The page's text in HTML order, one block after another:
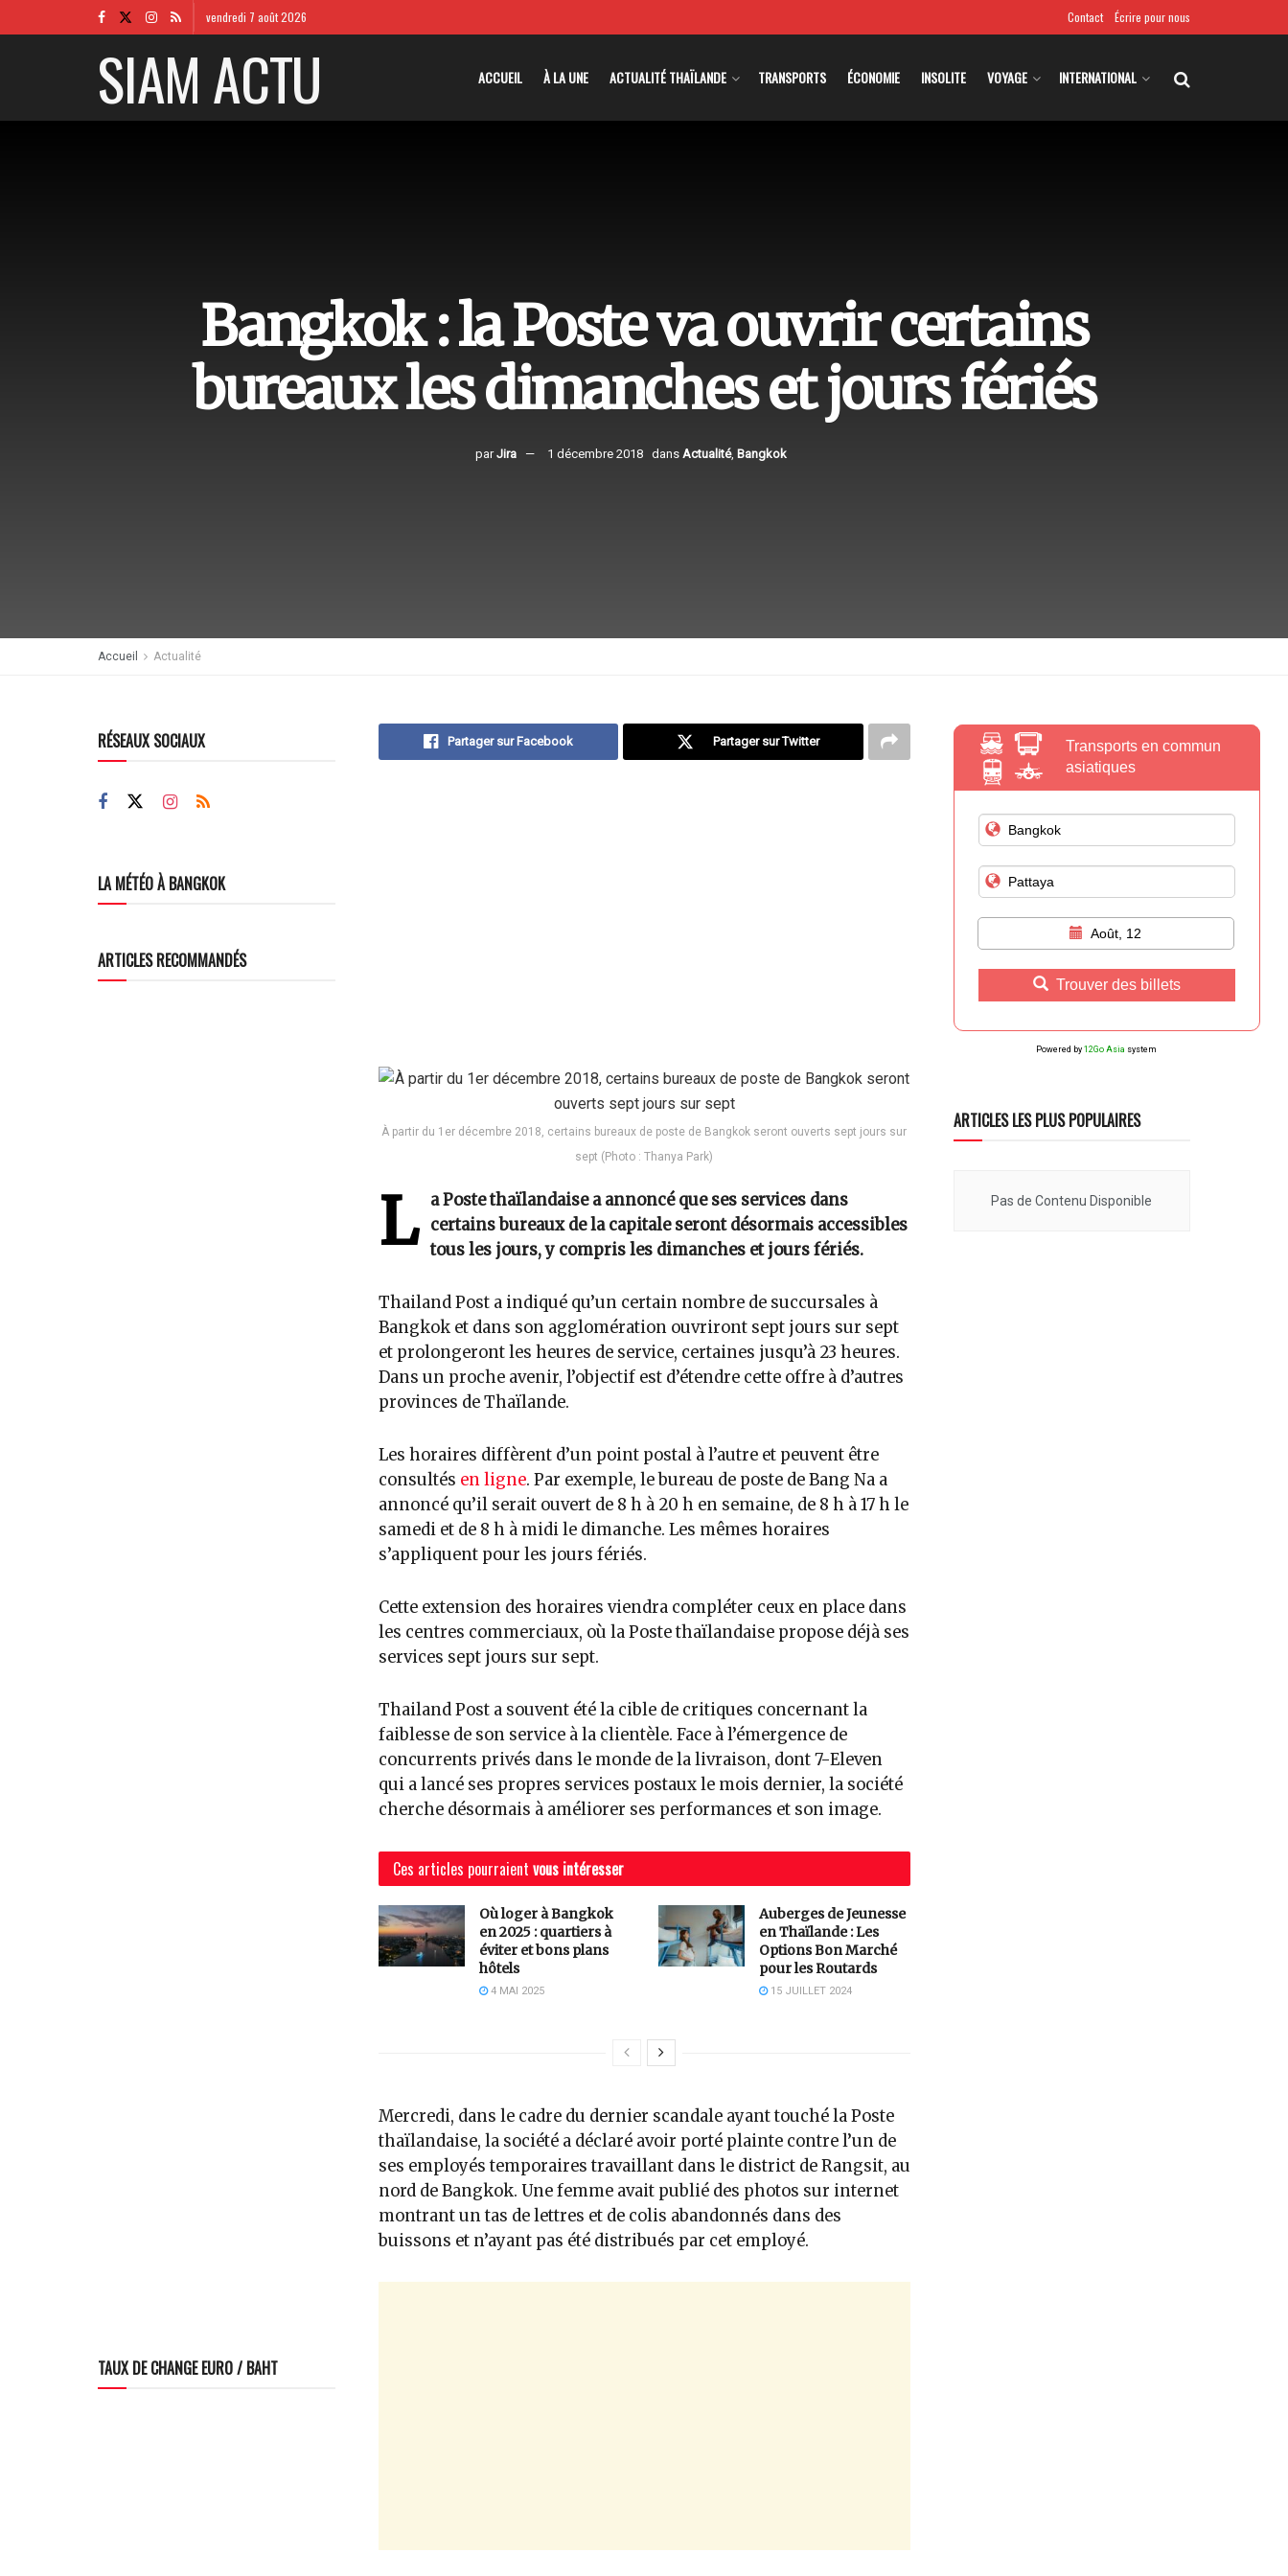
vendredi 7 août 2026 Contact Écrire pour nous
SIAM ACTU ACCUEIL À LA UNE ACTUALITÉ THAÏLANDE TRANSPORTS ÉCONOMIE INSOLITE VOYAGE INTERNATIONAL
Bangkok : la Poste va ouvrir certains
bureaux les dimanches et jours fériés
par Jira 1 décembre 2018 dans Actualité, Bangkok
Accueil Actualité
Partager sur Facebook Partager sur Twitter
À partir du 1er décembre 2018, certains bureaux de poste de Bangkok seront ouverts sept jours sur
sept (Photo : Thanya Park)
L
a Poste thaïlandaise a annoncé que ses services dans
certains bureaux de la capitale seront désormais accessibles
tous les jours, y compris les dimanches et jours fériés.
Thailand Post a indiqué qu’un certain nombre de succursales à
Bangkok et dans son agglomération ouvriront sept jours sur sept
et prolongeront les heures de service, certaines jusqu’à 23 heures.
Dans un proche avenir, l’objectif est d’étendre cette offre à d’autres
provinces de Thaïlande.
Les horaires diffèrent d’un point postal à l’autre et peuvent être
consultés en ligne. Par exemple, le bureau de poste de Bang Na a
annoncé qu’il serait ouvert de 8 h à 20 h en semaine, de 8 h à 17 h le
samedi et de 8 h à midi le dimanche. Les mêmes horaires
s’appliquent pour les jours fériés.
Cette extension des horaires viendra compléter ceux en place dans
les centres commerciaux, où la Poste thaïlandaise propose déjà ses
services sept jours sur sept.
Thailand Post a souvent été la cible de critiques concernant la
faiblesse de son service à la clientèle. Face à l’émergence de
concurrents privés dans le monde de la livraison, dont 7-Eleven
qui a lancé ses propres services postaux le mois dernier, la société
cherche désormais à améliorer ses performances et son image.
Ces articles pourraient vous intéresser
Où loger à Bangkok
en 2025 : quartiers à
éviter et bons plans
hôtels
4 MAI 2025
Auberges de Jeunesse
en Thaïlande : Les
Options Bon Marché
pour les Routards
15 JUILLET 2024
Mercredi, dans le cadre du dernier scandale ayant touché la Poste
thaïlandaise, la société a déclaré avoir porté plainte contre l’un de
ses employés temporaires travaillant dans le district de Rangsit, au
nord de Bangkok. Une femme avait publié des photos sur internet
montrant un tas de lettres et de colis abandonnés dans des
buissons et n’ayant pas été distribués par cet employé.
RÉSEAUX SOCIAUX
LA MÉTÉO À BANGKOK
ARTICLES RECOMMANDÉS
TAUX DE CHANGE EURO / BAHT
Transports en commun
asiatiques
Août, 12
Trouver des billets
Powered by 12Go Asia system
ARTICLES LES PLUS POPULAIRES
Pas de Contenu Disponible